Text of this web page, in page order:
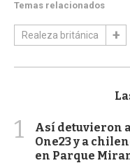
Temas relacionados
Realeza británica
1
Así detuvieron
One23 y a
en Parque